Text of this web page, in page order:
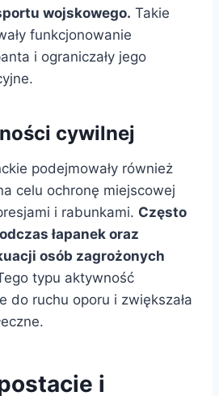
wojskowego. Takie
funkcjonowanie
i ograniczały jego
cywilnej
podejmowały również
celu ochronę miejscowej
i rabunkami. Często
łapanek oraz
osób zagrożonych
typu aktywność
do ruchu oporu i zwiększała
i